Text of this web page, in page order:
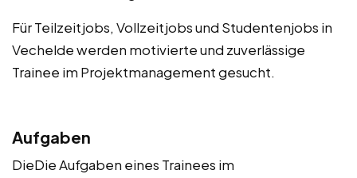
Für Teilzeitjobs, Vollzeitjobs und Studentenjobs in
Vechelde werden motivierte und zuverlässige
Trainee im Projektmanagement gesucht.
Aufgaben
DieDie Aufgaben eines Trainees im